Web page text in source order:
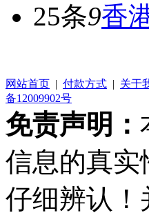
25条9香
网站首页 | 付款方式 | 关于
备12009902号
免责声明：
信息的真实
仔细辨认！